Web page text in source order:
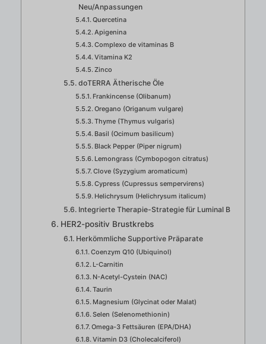
Neu/Anpassungen
Quercetina
Apigenina
Complexo de vitaminas B
Vitamina K2
Zinco
doTERRA Ätherische Öle
Frankincense (Olibanum)
Oregano (Origanum vulgare)
Thyme (Thymus vulgaris)
Basil (Ocimum basilicum)
Black Pepper (Piper nigrum)
Lemongrass (Cymbopogon citratus)
Clove (Syzygium aromaticum)
Cypress (Cupressus sempervirens)
Helichrysum (Helichrysum italicum)
Integrierte Therapie-Strategie für Luminal B
HER2-positiv Brustkrebs
Herkömmliche Supportive Präparate
Coenzym Q10 (Ubiquinol)
L-Carnitin
N-Acetyl-Cystein (NAC)
Taurin
Magnesium (Glycinat oder Malat)
Selen (Selenomethionin)
Omega-3 Fettsäuren (EPA/DHA)
Vitamin D3 (Cholecalciferol)